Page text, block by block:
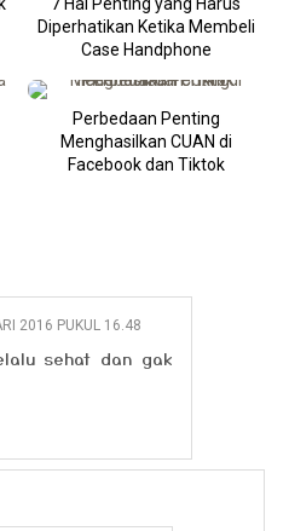
Diperhatikan Ketika Membeli
Case Handphone
Perbedaan Penting
Menghasilkan CUAN di
Facebook dan Tiktok
2016 PUKUL 16.48
sehat dan gak